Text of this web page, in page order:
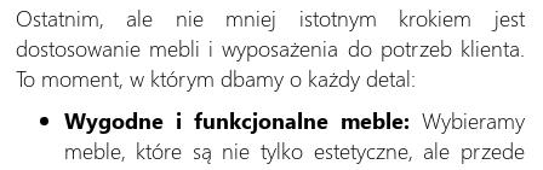
Ostatnim, ale nie mniej istotnym krokiem jest
dostosowanie mebli i wyposażenia do potrzeb klienta.
To moment, w którym dbamy o każdy detal:
Wygodne i funkcjonalne meble: Wybieramy
meble, które są nie tylko estetyczne, ale przede